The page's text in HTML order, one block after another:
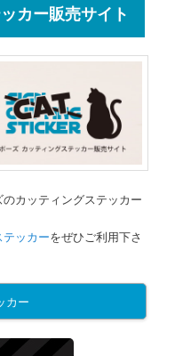
カー販売サイト
カッティングステッカー
ッカーをぜひご利用下さ
カー